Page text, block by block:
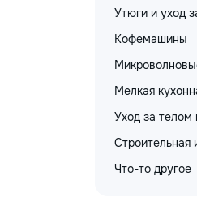
Утюги и уход
Кофемашины
Мелкая
Уход за телом
Строительная
Что-то другое